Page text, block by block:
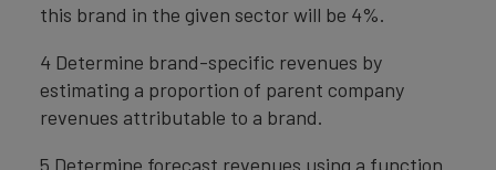
this brand in the given sector will be 4%.
4 Determine brand-specific revenues by
estimating a proportion of parent company
revenues attributable to a brand.
5 Determine forecast revenues using a function